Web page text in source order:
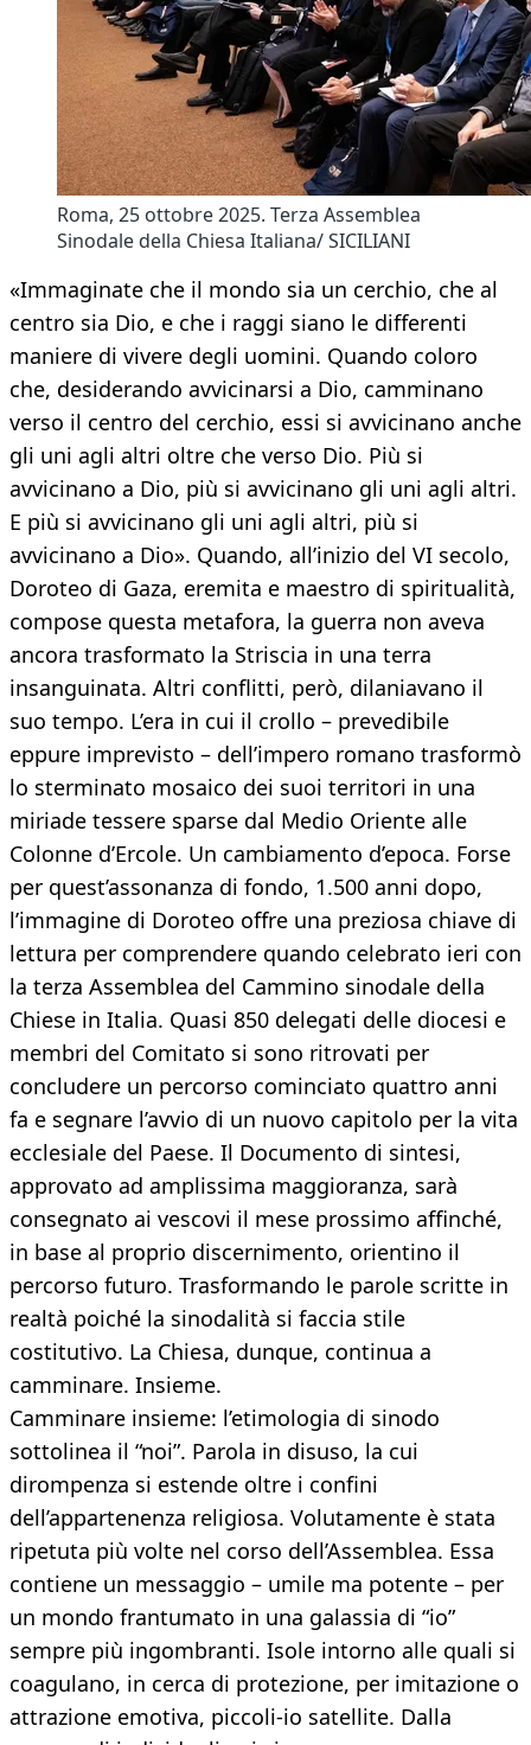
Roma, 25 ottobre 2025. Terza Assemblea
Sinodale della Chiesa Italiana/ SICILIANI
«Immaginate che il mondo sia un cerchio, che al
centro sia Dio, e che i raggi siano le differenti
maniere di vivere degli uomini. Quando coloro
che, desiderando avvicinarsi a Dio, camminano
verso il centro del cerchio, essi si avvicinano anche
gli uni agli altri oltre che verso Dio. Più si
avvicinano a Dio, più si avvicinano gli uni agli altri.
E più si avvicinano gli uni agli altri, più si
avvicinano a Dio». Quando, all’inizio del VI secolo,
Doroteo di Gaza, eremita e maestro di spiritualità,
compose questa metafora, la guerra non aveva
ancora trasformato la Striscia in una terra
insanguinata. Altri conflitti, però, dilaniavano il
suo tempo. L’era in cui il crollo – prevedibile
eppure imprevisto – dell’impero romano trasformò
lo sterminato mosaico dei suoi territori in una
miriade tessere sparse dal Medio Oriente alle
Colonne d’Ercole. Un cambiamento d’epoca. Forse
per quest’assonanza di fondo, 1.500 anni dopo,
l’immagine di Doroteo offre una preziosa chiave di
lettura per comprendere quando celebrato ieri con
la terza Assemblea del Cammino sinodale della
Chiese in Italia. Quasi 850 delegati delle diocesi e
membri del Comitato si sono ritrovati per
concludere un percorso cominciato quattro anni
fa e segnare l’avvio di un nuovo capitolo per la vita
ecclesiale del Paese. Il Documento di sintesi,
approvato ad amplissima maggioranza, sarà
consegnato ai vescovi il mese prossimo affinché,
in base al proprio discernimento, orientino il
percorso futuro. Trasformando le parole scritte in
realtà poiché la sinodalità si faccia stile
costitutivo. La Chiesa, dunque, continua a
camminare. Insieme.
Camminare insieme: l’etimologia di sinodo
sottolinea il “noi”. Parola in disuso, la cui
dirompenza si estende oltre i confini
dell’appartenenza religiosa. Volutamente è stata
ripetuta più volte nel corso dell’Assemblea. Essa
contiene un messaggio – umile ma potente – per
un mondo frantumato in una galassia di “io”
sempre più ingombranti. Isole intorno alle quali si
coagulano, in cerca di protezione, per imitazione o
attrazione emotiva, piccoli-io satellite. Dalla